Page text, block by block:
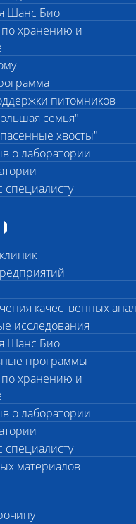
Шанс Био
хранению и
питомников
семья"
хвосты"
о лаборатории
специалисту
качественных
исследования
Шанс Био
программы
хранению и
о лаборатории
специалисту
материалов
можно
МАТЕРИАЛ,
Блера
(Стюарта)
Эппендорфа (с
высушенная для
раствором формалина